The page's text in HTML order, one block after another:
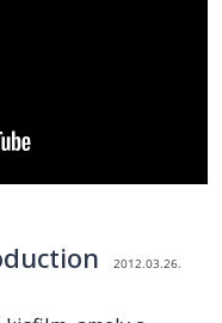
2012.03.26.